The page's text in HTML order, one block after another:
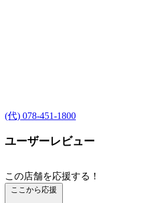
(代) 078-451-1800
ユーザーレビュー
この店舗を応援する！
ここから応援